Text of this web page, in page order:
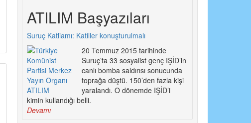
ATILIM Başyazıları
Suruç Katliamı: Katiller konuşturulmalı
20 Temmuz 2015 tarihinde
Suruç’ta 33 sosyalist genç IŞİD’in
canlı bomba saldırısı sonucunda
toprağa düştü. 150’den fazla kişi
yaralandı. O dönemde IŞİD’i
kimin kullandığı belli.
Devamı